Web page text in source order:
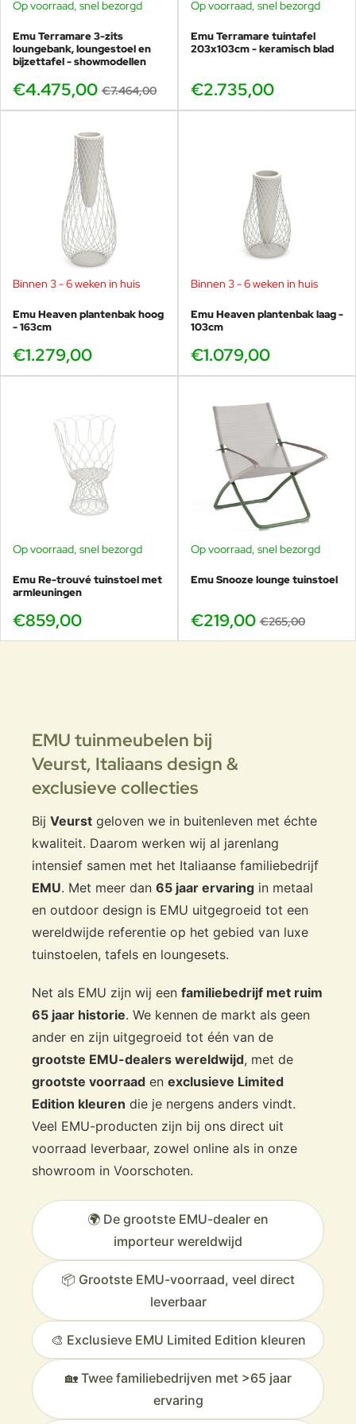
In 2003 begonnen ze hun projecten samen te
ondertekenen. In 2006 richtten zij de LucidiPevere Design
Studio in Milaan op, een mijlpaal voor het Italiaanse duo.
Hun producten staan in zowel Europese als Amerikaanse
musea en ze zijn genoemd in vele tijdschriften en boeken.
ontwerpt voor merken als Foscarini, Emu, Normann
Copenhagen, Colombo Design, Kristalia, Dimensione
Disegno, Novecentoundici, Deroma, Gedy en Mariani.
Ze zoeken in hun werk steeds naar de juiste balans tussen
esthetiek, materiaal en techniek. Precies dat zie je terug in
de Darwin collectie, waar metaalvakmanschap en een
moderne, luchtige vormgeving samenkomen.
BUNDELKORTING
-40%
Op voorraad, snel bezorgd
Emu Terramare 3-zits
loungebank, loungestoel en
bijzettafel - showmodellen
€4.475,00 €7.464,00
Op voorraad, snel bezorgd
Emu Terramare tuintafel
203x103cm - keramisch blad
€2.735,00
Binnen 3 - 6 weken in huis
Emu Heaven plantenbak hoog
- 163cm
€1.279,00
Binnen 3 - 6 weken in huis
Emu Heaven plantenbak laag -
103cm
€1.079,00
Op voorraad, snel bezorgd
Emu Re-trouvé tuinstoel met
armleuningen
€859,00
-17%
Op voorraad, snel bezorgd
Emu Snooze lounge tuinstoel
€219,00 €265,00
EMU tuinmeubelen bij
Veurst, Italiaans design &
exclusieve collecties
Bij Veurst geloven we in buitenleven met échte
kwaliteit. Daarom werken wij al jarenlang
intensief samen met het Italiaanse familiebedrijf
EMU. Met meer dan 65 jaar ervaring in metaal
en outdoor design is EMU uitgegroeid tot een
wereldwijde referentie op het gebied van luxe
tuinstoelen, tafels en loungesets.
Net als EMU zijn wij een familiebedrijf met ruim
65 jaar historie. We kennen de markt als geen
ander en zijn uitgegroeid tot één van de
grootste EMU-dealers wereldwijd, met de
grootste voorraad en exclusieve Limited
Edition kleuren die je nergens anders vindt.
Veel EMU-producten zijn bij ons direct uit
voorraad leverbaar, zowel online als in onze
showroom in Voorschoten.
🌍 De grootste EMU-dealer en
importeur wereldwijd
📦 Grootste EMU-voorraad, veel direct
leverbaar
🎨 Exclusieve EMU Limited Edition kleuren
🏡 Twee familiebedrijven met >65 jaar
ervaring